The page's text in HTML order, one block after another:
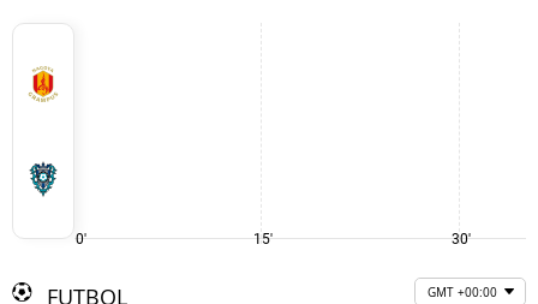
0' 15' 30'
FUTBOL GMT +00:00